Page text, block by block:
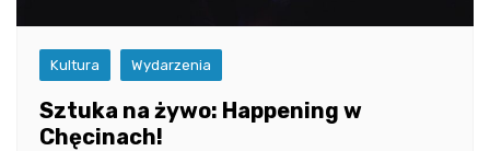
Kultura Wydarzenia
Sztuka na żywo: Happening w
Chęcinach!